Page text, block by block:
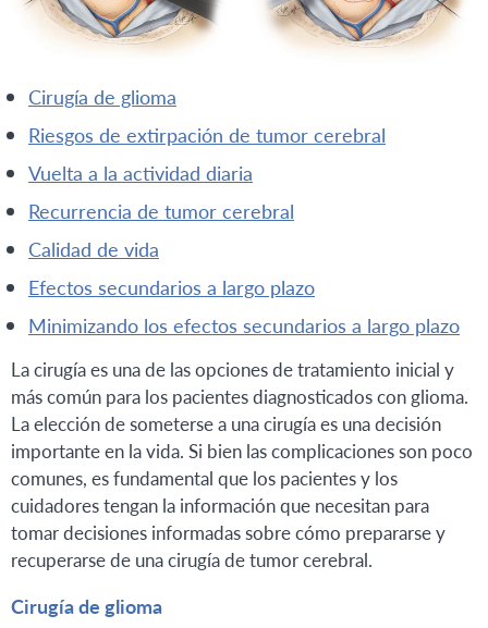
cirugía de glioma
riesgos de extirpación de tumor cerebral
vuelta a la actividad diaria
recurrencia de tumor cerebral
calidad de vida
efectos secundarios a largo plazo
minimizando los efectos secundarios a largo plazo
La cirugía es una de las opciones de tratamiento inicial y
más común para los pacientes diagnosticados con glioma.
La elección de someterse a una cirugía es una decisión
importante en la vida. Si bien las complicaciones son poco
comunes, es fundamental que los pacientes y los
cuidadores tengan la información que necesitan para
tomar decisiones informadas sobre cómo prepararse y
recuperarse de una cirugía de tumor cerebral.
Cirugía de glioma